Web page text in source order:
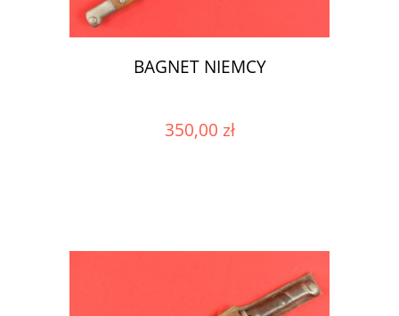
BAGNET NIEMCY
350,00 zł